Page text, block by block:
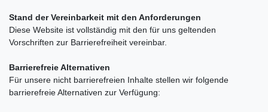
Stand der Vereinbarkeit mit den Anforderungen
Diese Website ist vollständig mit den für uns geltenden
Vorschriften zur Barrierefreiheit vereinbar.
Barrierefreie Alternativen
Für unsere nicht barrierefreien Inhalte stellen wir folgende
barrierefreie Alternativen zur Verfügung: